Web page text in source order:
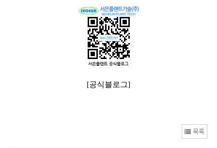
[공식블로그]
목록